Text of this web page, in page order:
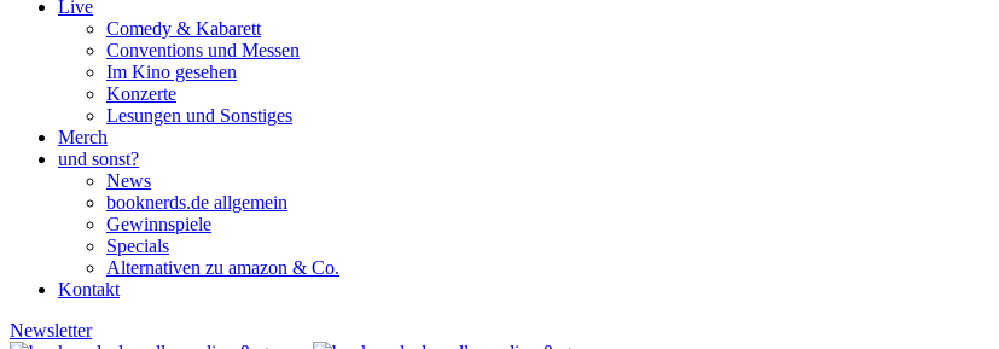
Live
Comedy & Kabarett
Conventions und Messen
Im Kino gesehen
Konzerte
Lesungen und Sonstiges
Merch
und sonst?
News
booknerds.de allgemein
Gewinnspiele
Specials
Alternativen zu amazon & Co.
Kontakt
Newsletter